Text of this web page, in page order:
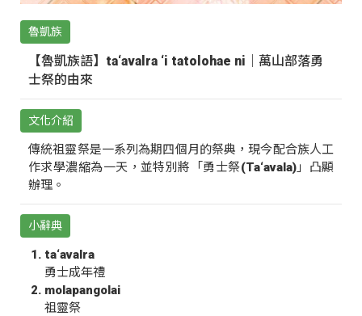
魯凱族
【魯凱族語】ta‘avalra ‘i tatolohae ni｜萬山部落勇
士祭的由來
文化介紹
傳統祖靈祭是一系列為期四個月的祭典，現今配合族人工
作求學濃縮為一天，並特別將「勇士祭(Ta‘avala)」凸顯
辦理。
小辭典
ta‘avalra
勇士成年禮
molapangolai
祖靈祭